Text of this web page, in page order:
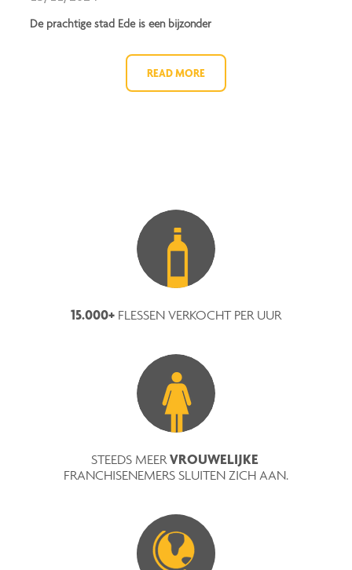
De prachtige stad Ede is een bijzonder
READ MORE
15.000+ FLESSEN VERKOCHT PER UUR
STEEDS MEERVROUWELIJKE
FRANCHISENEMERS SLUITEN ZICH AAN.